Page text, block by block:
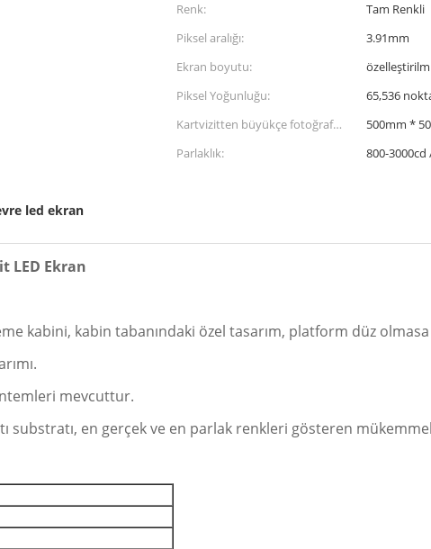
Renk:
Tam Renkli
Piksel aralığı:
3.91mm
Ekran boyutu:
Piksel Yoğunluğu:
65,536
Kartvizitten büyükçe fotoğraf
boyutu:
500mm *
Parlaklık:
800-3000cd
led ekran
LED Ekran
kabini, kabin tabanındaki özel tasarım, platform düz
mevcuttur.
substratı, en gerçek ve en parlak renkleri gösteren